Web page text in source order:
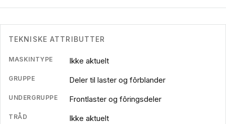
TEKNISKE ATTRIBUTTER
MASKINTYPE Ikke aktuelt
GRUPPE Deler til laster og fôrblander
UNDERGRUPPE Frontlaster og fôringsdeler
TRÅD Ikke aktuelt